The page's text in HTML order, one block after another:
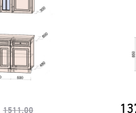
1511.00